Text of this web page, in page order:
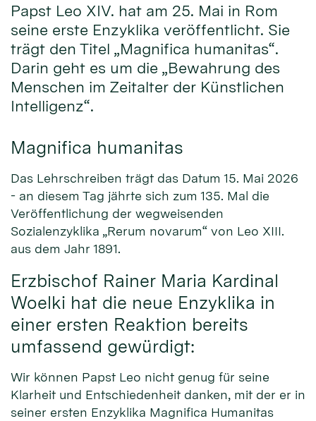
Papst Leo XIV. hat am 25. Mai in Rom
seine erste Enzyklika veröffentlicht. Sie
trägt den Titel „Magnifica humanitas“.
Darin geht es um die „Bewahrung des
Menschen im Zeitalter der Künstlichen
Intelligenz“.
Magnifica humanitas
Das Lehrschreiben trägt das Datum 15. Mai 2026
- an diesem Tag jährte sich zum 135. Mal die
Veröffentlichung der wegweisenden
Sozialenzyklika „Rerum novarum“ von Leo XIII.
aus dem Jahr 1891.
Erzbischof Rainer Maria Kardinal
Woelki hat die neue Enzyklika in
einer ersten Reaktion bereits
umfassend gewürdigt:
Wir können Papst Leo nicht genug für seine
Klarheit und Entschiedenheit danken, mit der er in
seiner ersten Enzyklika Magnifica Humanitas